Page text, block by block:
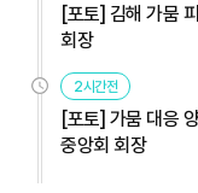
[포토] 김해 가뭄
회장
2시간전
[포토] 가뭄 대응
중앙회 회장